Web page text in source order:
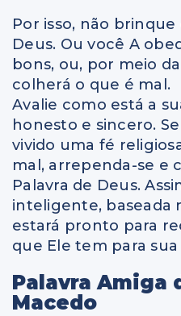
Por isso, não brinque
Deus. Ou você A
bons, ou, por meio
colherá o que é mal.
Avalie como está a
honesto e sincero.
vivido uma fé
mal, arrependa-se e
Palavra de Deus.
inteligente, baseada
estará pronto para
que Ele tem para sua
Palavra Amiga
Macedo